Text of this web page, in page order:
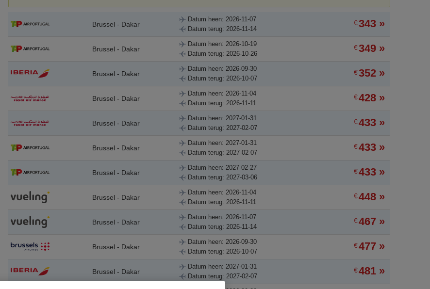
Brussel - Dakar
Datum heen: 2026-11-07
Datum terug: 2026-11-14
€343 »
Brussel - Dakar
Datum heen: 2026-10-19
Datum terug: 2026-10-26
€349 »
Brussel - Dakar
Datum heen: 2026-09-30
Datum terug: 2026-10-07
€352 »
Brussel - Dakar
Datum heen: 2026-11-04
Datum terug: 2026-11-11
€428 »
Brussel - Dakar
Datum heen: 2027-01-31
Datum terug: 2027-02-07
€433 »
Brussel - Dakar
Datum heen: 2027-01-31
Datum terug: 2027-02-07
€433 »
Brussel - Dakar
Datum heen: 2027-02-27
Datum terug: 2027-03-06
€433 »
Brussel - Dakar
Datum heen: 2026-11-04
Datum terug: 2026-11-11
€448 »
Brussel - Dakar
Datum heen: 2026-11-07
Datum terug: 2026-11-14
€467 »
Brussel - Dakar
Datum heen: 2026-09-30
Datum terug: 2026-10-07
€477 »
Brussel - Dakar
Datum heen: 2027-01-31
Datum terug: 2027-02-07
€481 »